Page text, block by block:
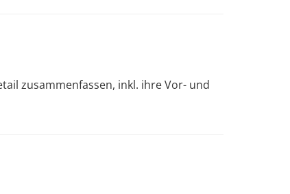
zusammenfassen, inkl. ihre Vor- und